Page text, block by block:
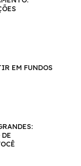
EM FUNDOS